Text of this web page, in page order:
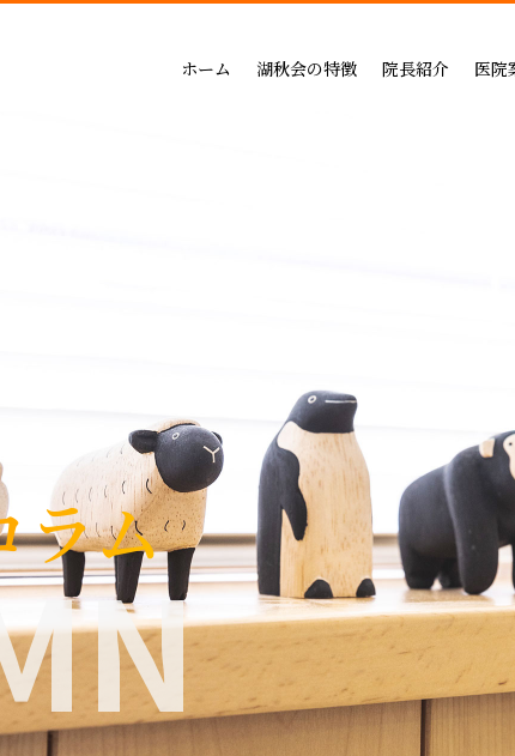
ホーム 湖秋会の特徴 院長紹介 医院
睡眠時無呼吸症：マウスピースに
三鷹公園通り歯科・矯正歯科
インプラントによる治療
成人矯正
矯正治療の料金
医療費控除
ラム